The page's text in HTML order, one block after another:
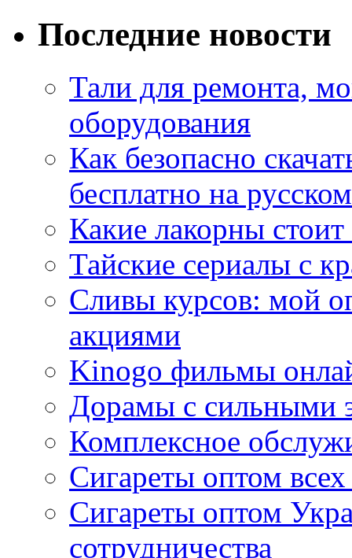
Последние новости
Тали для ремонта,
оборудования
Как безопасно
бесплатно на
Какие лакорны
Тайские сериалы с
Сливы курсов: мой
акциями
Kinogo фильмы
Дорамы с сильными
Комплексное
Сигареты оптом
Сигареты оптом
сотрудничества